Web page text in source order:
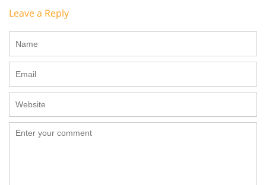
Leave a Reply